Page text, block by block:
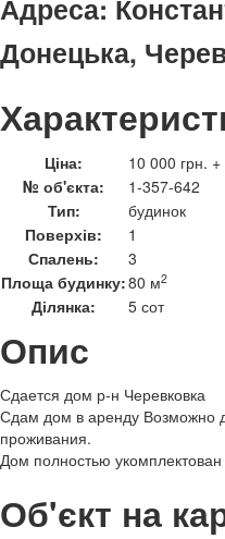
Адреса:
Донецька,
Ціна:
10 000 грн. +
№ об'єкта:
1-357-642
Тип:
будинок
Поверхів:
1
Спалень:
3
Площа будинку:80 м2
Ділянка: 5 сот
Опис
Сдается дом р-н Черевковка
Сдам дом в аренду Возможно
проживания.
Дом полностью
Об'єкт на